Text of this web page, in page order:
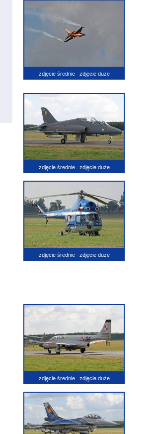
zdjęcie średnie zdjęcie duże
zdjęcie średnie zdjęcie duże
zdjęcie średnie zdjęcie duże
zdjęcie średnie zdjęcie duże